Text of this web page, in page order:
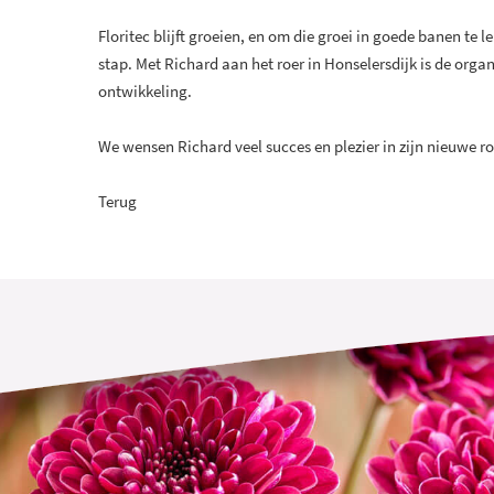
Floritec blijft groeien, en om die groei in goede banen te
stap. Met Richard aan het roer in Honselersdijk is de
ontwikkeling.
We wensen Richard veel succes en plezier in zijn nieuwe
Terug